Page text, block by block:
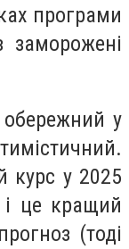
програми
заморожені
у
курс у 2025
це кращий
(тоді